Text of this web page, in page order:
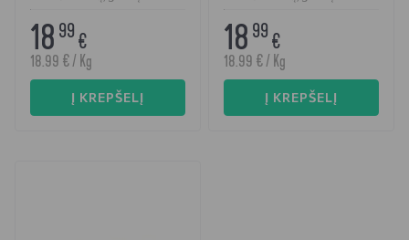
18 99€
18.99 € / Kg
Į KREPŠELĮ
18 99€
18.99 € / Kg
Į KREPŠELĮ